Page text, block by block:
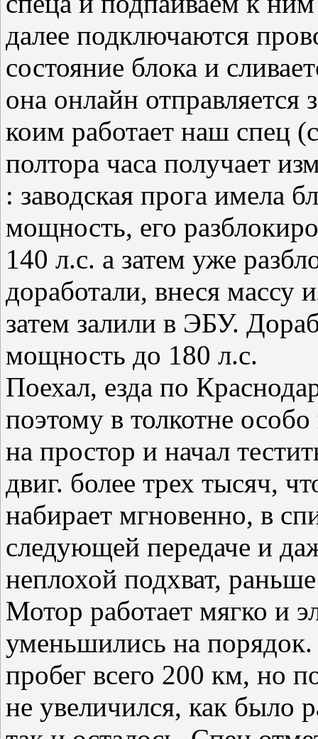
далее подключаются
состояние блока и
она онлайн отправляется
коим работает наш спец
полтора часа получает
: заводская прога имела
мощность, его
140 л.с. а затем уже
доработали, внеся массу
затем залили в ЭБУ.
мощность до 180 л.с.
Поехал, езда по
поэтому в толкотне
на простор и начал
двиг. более трех тысяч,
набирает мгновенно, в
следующей передаче и
неплохой подхват,
Мотор работает мягко и
уменьшились на
пробег всего 200 км, но
не увеличился, как было